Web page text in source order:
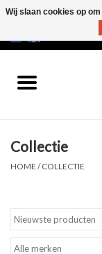
SALE 50%
Merken
Collectie
HOME /COLLECTIE
Wij slaan cookies op